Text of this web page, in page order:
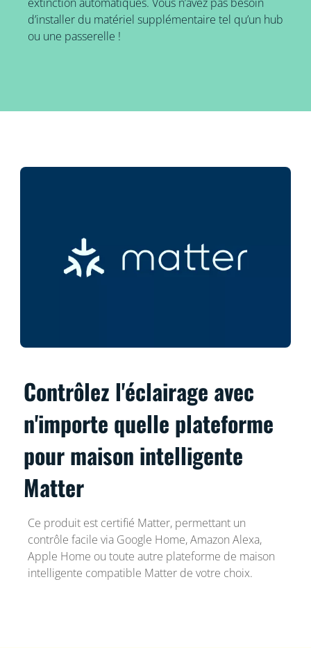
d’installer du matériel supplémentaire tel qu’un hub
ou une passerelle !
Contrôlez l'éclairage avec
n'importe quelle plateforme
pour maison intelligente
Matter
Ce produit est certifié Matter, permettant un
contrôle facile via Google Home, Amazon Alexa,
Apple Home ou toute autre plateforme de maison
intelligente compatible Matter de votre choix.